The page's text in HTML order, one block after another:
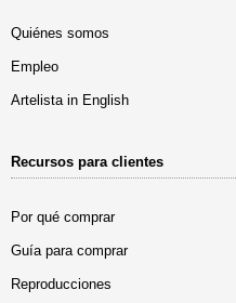
Quiénes somos
Empleo
Artelista in English
Recursos para clientes
Por qué comprar
Guía para comprar
Reproducciones